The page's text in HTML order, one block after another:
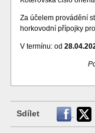
Za účelem provádění
horkovodní přípojky
V termínu: od
Sdílet